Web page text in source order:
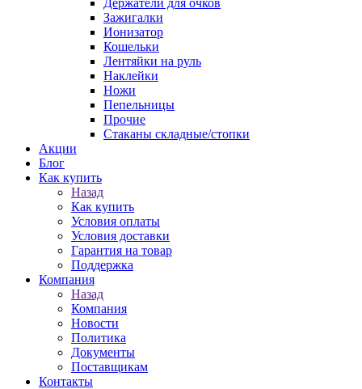
Держатели для очков
Зажигалки
Ионизатор
Кошельки
Лентяйки на руль
Наклейки
Ножи
Пепельницы
Прочие
Стаканы складные/стопки
Акции
Блог
Как купить
Назад
Как купить
Условия оплаты
Условия доставки
Гарантия на товар
Поддержка
Компания
Назад
Компания
Новости
Политика
Документы
Поставщикам
Контакты